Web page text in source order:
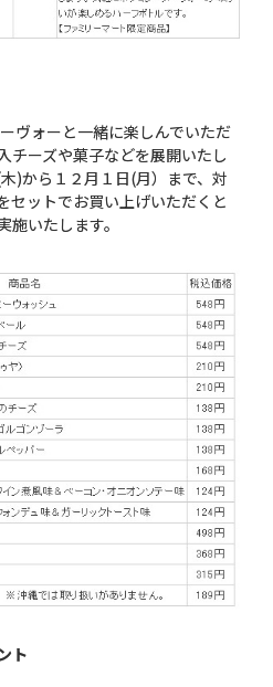
ヴォーと一緒に楽しんでいただ
チーズや菓子などを展開いたし
)から１２月１日(月）まで、対
セットでお買い上げいただくと
施いたします。
ト